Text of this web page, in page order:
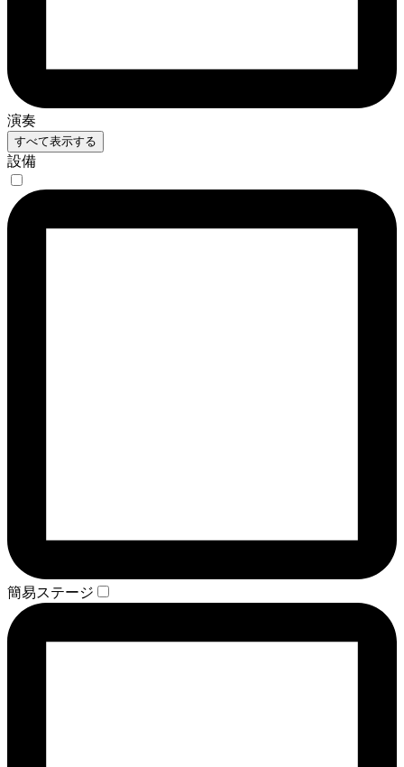
演奏
すべて表示する
設備
簡易ステージ